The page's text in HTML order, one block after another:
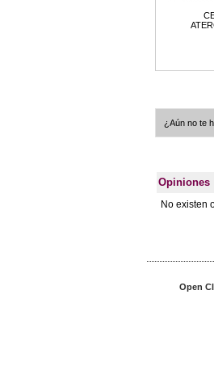
¿Aún no te
Opiniones
No existen
Open